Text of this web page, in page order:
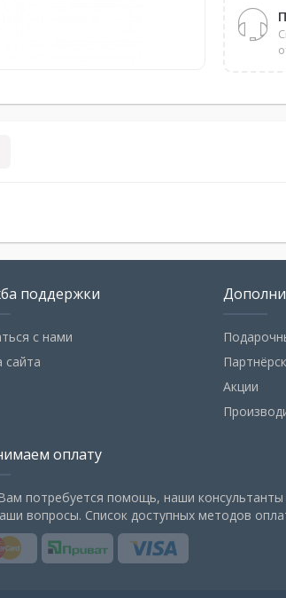
поддержки
с нами
сайта
Акции
оплату
потребуется помощь, наши
вопросы. Список доступных методов